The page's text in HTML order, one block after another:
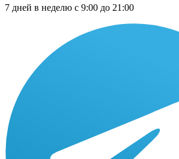
7 дней в неделю с 9:00 до 21:00